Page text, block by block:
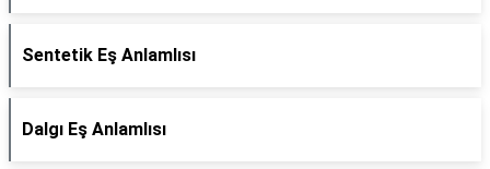
Sentetik Eş Anlamlısı
Dalgı Eş Anlamlısı